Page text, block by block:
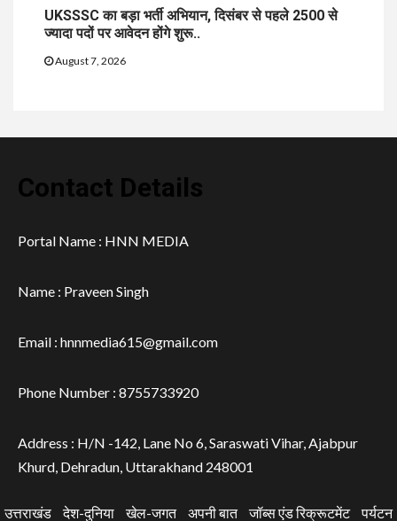
UKSSSC का बड़ा भर्ती अभियान, दिसंबर से पहले 2500 से
ज्यादा पदों पर आवेदन होंगे शुरू..
August 7, 2026
Contact Details
Portal Name : HNN MEDIA
Name : Praveen Singh
Email : hnnmedia615@gmail.com
Phone Number : 8755733920
Address : H/N -142, Lane No 6, Saraswati Vihar, Ajabpur
Khurd, Dehradun, Uttarakhand 248001
उत्तराखंड देश-दुनिया खेल-जगत अपनी बात जॉब्स एंड रिक्रूटमेंट पर्यटन